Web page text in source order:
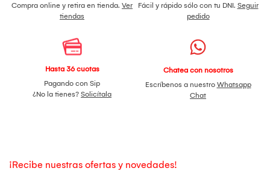
Compra online y retira en tienda. Ver
tiendas
Fácil y rápido sólo con tu DNI. Seguir
pedido
Hasta 36 cuotas
Pagando con Sip
¿No la tienes? Solicítala
Chatea con nosotros
Escríbenos a nuestro Whatsapp
Chat
¡Recibe nuestras ofertas y novedades!